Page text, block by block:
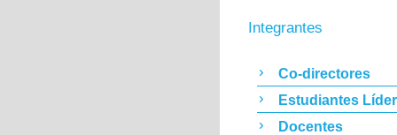
Integrantes
Co-directores
Estudiantes
Docentes